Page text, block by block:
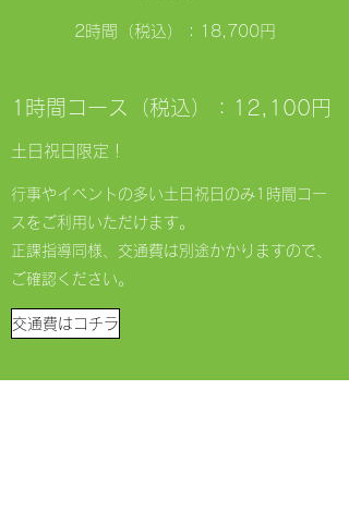
​​2時間（税込）：18,700円
​1時間コース（税込）：12,100円
​​土日祝日限定！
​​行事やイベントの多い土日祝日のみ1時間コー
スをご利用いただけます。
​​正課指導同様、交通費は別途かかりますので、
ご確認ください。
交通費はコチラ